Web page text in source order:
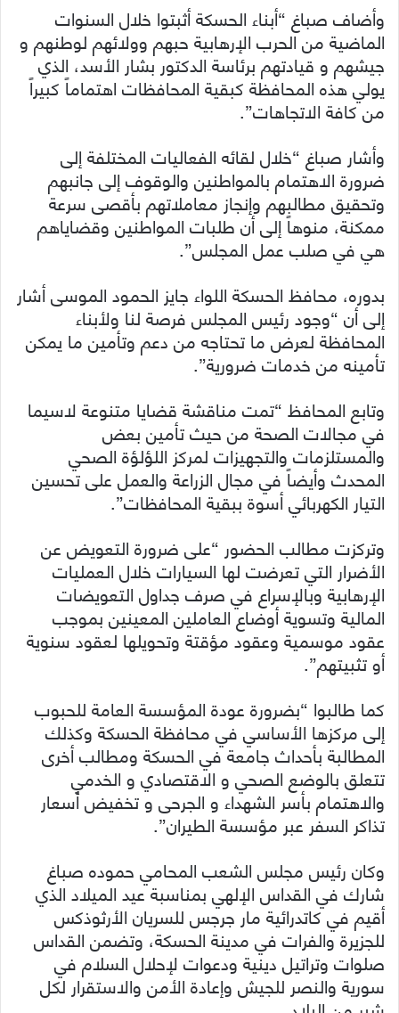
وأضاف صباغ “أبناء الحسكة أثبتوا خلال السنوات
الماضية من الحرب الإرهابية حبهم وولائهم لوطنهم و
جيشهم و قيادتهم برئاسة الدكتور بشار الأسد، الذي
يولي هذه المحافظة كبقية المحافظات اهتماماً كبيراً
من كافة الاتجاهات”.
وأشار صباغ “خلال لقائه الفعاليات المختلفة إلى
ضرورة الاهتمام بالمواطنين والوقوف إلى جانبهم
وتحقيق مطالبهم وإنجاز معاملاتهم بأقصى سرعة
ممكنة، منوهاً إلى أن طلبات المواطنين وقضاياهم
هي في صلب عمل المجلس”.
بدوره، محافظ الحسكة اللواء جايز الحمود الموسى أشار
إلى أن “وجود رئيس المجلس فرصة لنا ولأبناء
المحافظة لعرض ما تحتاجه من دعم وتأمين ما يمكن
تأمينه من خدمات ضرورية”.
وتابع المحافظ “تمت مناقشة قضايا متنوعة لاسيما
في مجالات الصحة من حيث تأمين بعض
والمستلزمات والتجهيزات لمركز اللؤلؤة الصحي
المحدث وأيضاً في مجال الزراعة والعمل على تحسين
التيار الكهربائي أسوة ببقية المحافظات”.
وتركزت مطالب الحضور “على ضرورة التعويض عن
الأضرار التي تعرضت لها السيارات خلال العمليات
الإرهابية وبالإسراع في صرف جداول التعويضات
المالية وتسوية أوضاع العاملين المعينين بموجب
عقود موسمية وعقود مؤقتة وتحويلها لعقود سنوية
أو تثبيتهم”.
كما طالبوا “بضرورة عودة المؤسسة العامة للحبوب
إلى مركزها الأساسي في محافظة الحسكة وكذلك
المطالبة بأحداث جامعة في الحسكة ومطالب أخرى
تتعلق بالوضع الصحي و الاقتصادي و الخدمي
والاهتمام بأسر الشهداء و الجرحى و تخفيض أسعار
تذاكر السفر عبر مؤسسة الطيران”.
وكان رئيس مجلس الشعب المحامي حموده صباغ
شارك في القداس الإلهي بمناسبة عيد الميلاد الذي
أقيم في كاتدرائية مار جرجس للسريان الأرثوذكس
للجزيرة والفرات في مدينة الحسكة، وتضمن القداس
صلوات وتراتيل دينية ودعوات لإحلال السلام في
سورية والنصر للجيش وإعادة الأمن والاستقرار لكل